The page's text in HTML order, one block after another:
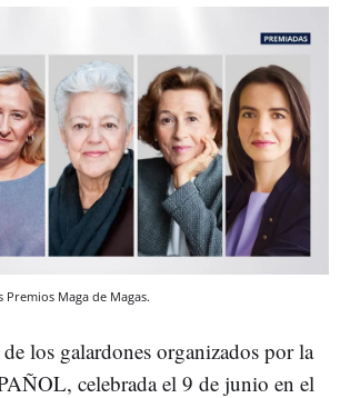
Premios Maga de Magas.
los galardones organizados por la
celebrada el 9 de junio en el